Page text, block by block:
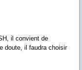
il convient de
doute, il faudra choisir